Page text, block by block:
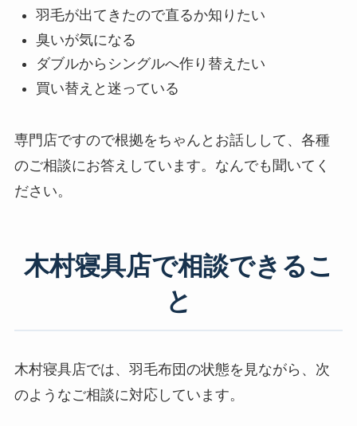
羽毛が出てきたので直るか知りたい
臭いが気になる
ダブルからシングルへ作り替えたい
買い替えと迷っている
専門店ですので根拠をちゃんとお話しして、各種
のご相談にお答えしています。なんでも聞いてく
ださい。
木村寝具店で相談できるこ
と
木村寝具店では、羽毛布団の状態を見ながら、次
のようなご相談に対応しています。